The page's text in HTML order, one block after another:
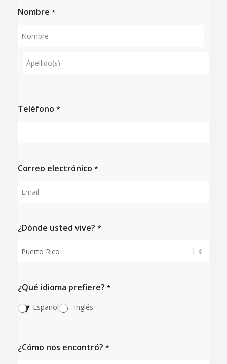
Nombre *
Teléfono *
Correo electrónico *
¿Dónde usted vive? *
¿Qué idioma prefiere? *
Español Inglés
¿Cómo nos encontró? *